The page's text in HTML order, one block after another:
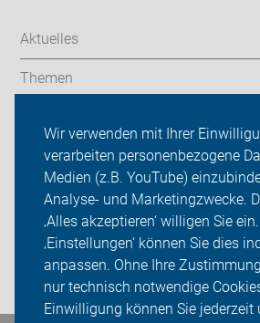
Wir verwenden mit Ihrer
verarbeiten personenbezogene
Medien (z.B. YouTube)
Analyse- und Marketingzwecke.
‚Alles akzeptieren‘ willigen Sie
‚Einstellungen‘ können Sie dies
anpassen. Ohne Ihre
nur technisch notwendige
Einwilligung können Sie jederzeit
Aktuelles
Themen
ADFC Märkischer Kreis
Sei dabei
Presse
Login